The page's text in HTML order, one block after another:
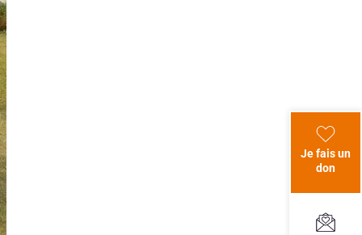
Je fais un
don